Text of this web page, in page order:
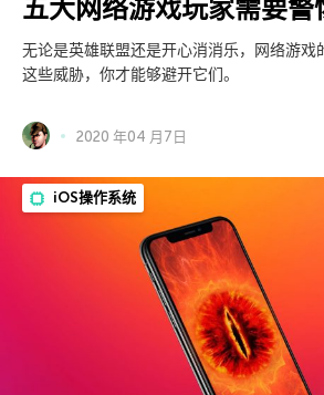
五大网络游戏玩家需要警
无论是英雄联盟还是开心消消乐，网络游戏
这些威胁，你才能够避开它们。
2020 年04 月7日
iOS操作系统